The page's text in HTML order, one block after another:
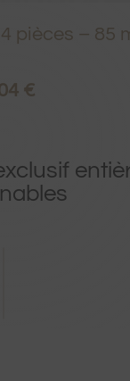
4 pièces – 85
€